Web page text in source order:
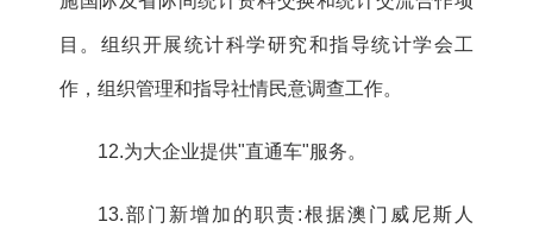
目。组织开展统计科学研究和指导统计学会工
作，组织管理和指导社情民意调查工作。
12.为大企业提供"直通车"服务。
13.部门新增加的职责:根据澳门威尼斯人